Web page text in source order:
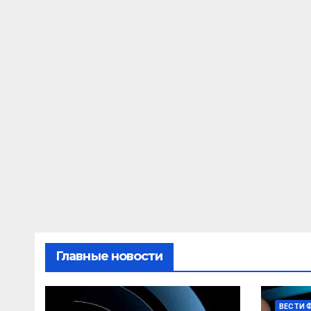
Главные новости
ВЕСТИ